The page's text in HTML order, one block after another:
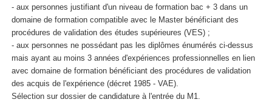
- aux personnes justifiant d'un niveau de formation bac + 3 dans un
domaine de formation compatible avec le Master bénéficiant des
procédures de validation des études supérieures (VES) ;
- aux personnes ne possédant pas les diplômes énumérés ci-dessus
mais ayant au moins 3 années d'expériences professionnelles en lien
avec domaine de formation bénéficiant des procédures de validation
des acquis de l'expérience (décret 1985 - VAE).
Sélection sur dossier de candidature à l'entrée du M1.